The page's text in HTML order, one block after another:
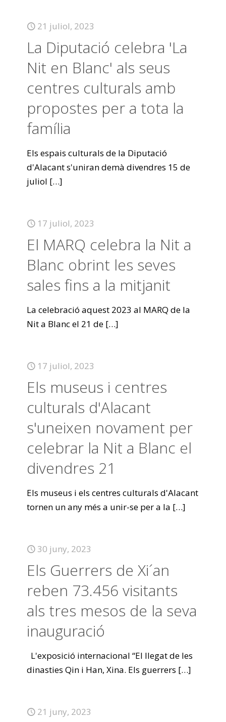
21 juliol, 2023
La Diputació celebra 'La
Nit en Blanc' als seus
centres culturals amb
propostes per a tota la
família
Els espais culturals de la Diputació
d'Alacant s'uniran demà divendres 15 de
juliol […]
17 juliol, 2023
El MARQ celebra la Nit a
Blanc obrint les seves
sales fins a la mitjanit
La celebració aquest 2023 al MARQ de la
Nit a Blanc el 21 de […]
17 juliol, 2023
Els museus i centres
culturals d'Alacant
s'uneixen novament per
celebrar la Nit a Blanc el
divendres 21
Els museus i els centres culturals d'Alacant
tornen un any més a unir-se per a la […]
30 juny, 2023
Els Guerrers de Xi´an
reben 73.456 visitants
als tres mesos de la seva
inauguració
L'exposició internacional “El llegat de les
dinasties Qin i Han, Xina. Els guerrers […]
21 juny, 2023